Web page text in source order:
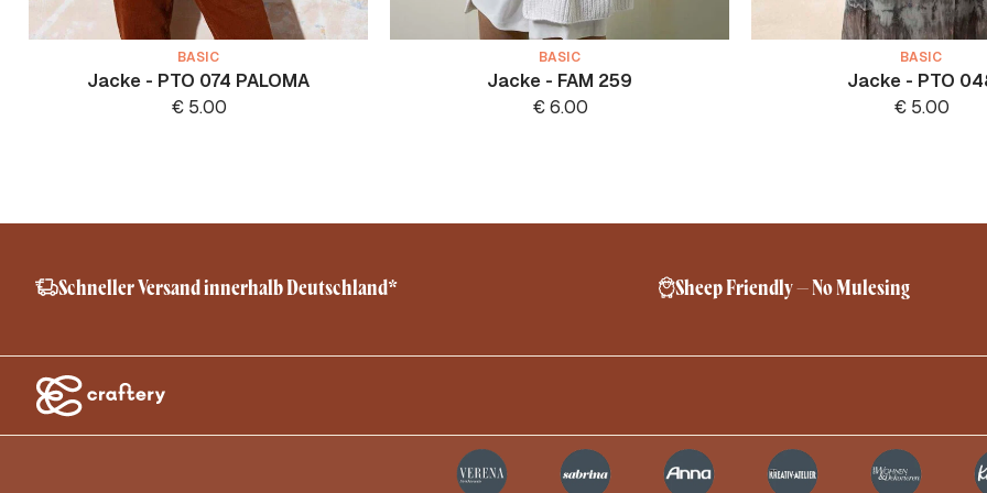
BASIC
Jacke - PTO 074 PALOMA
€5.00
BASIC
Jacke - FAM 259
€6.00
BASIC
Jacke - PTO
€5.00
Schneller Versand innerhalb Deutschland* Sheep Friendly – No Mulesing